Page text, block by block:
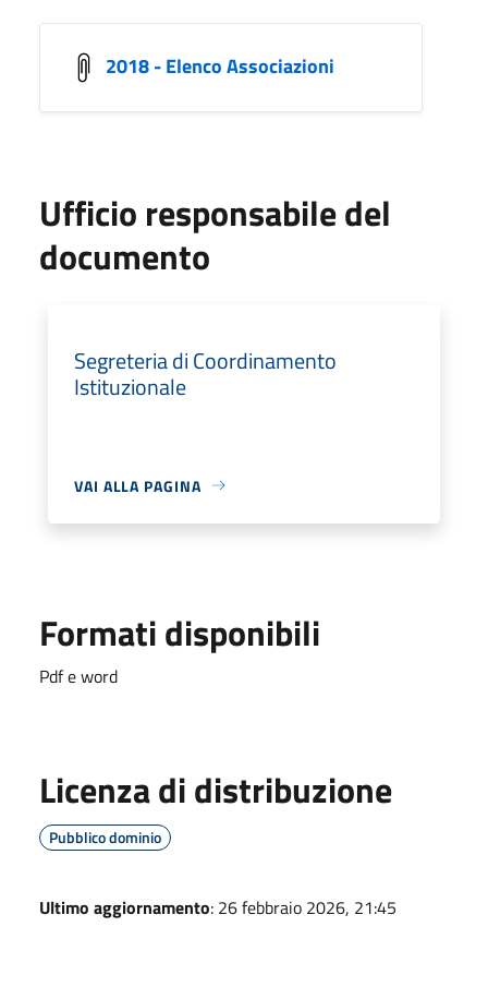
2018 - Elenco Associazioni
Ufficio responsabile del
documento
Segreteria di Coordinamento
Istituzionale
VAI ALLA PAGINA
Formati disponibili
Pdf e word
Licenza di distribuzione
Pubblico dominio
Ultimo aggiornamento: 26 febbraio 2026, 21:45